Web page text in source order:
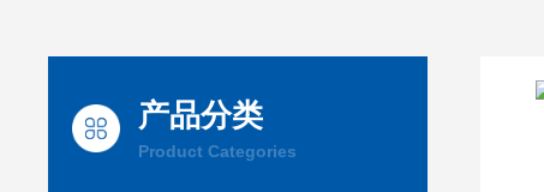
产品分类
Product Categories